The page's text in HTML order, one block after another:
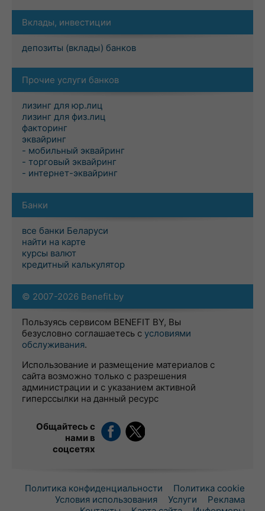
Вклады, инвестиции
депозиты (вклады) банков
Прочие услуги банков
лизинг для юр.лиц
лизинг для физ.лиц
факторинг
эквайринг
- мобильный эквайринг
- торговый эквайринг
- интернет-эквайринг
Банки
все банки Беларуси
найти на карте
курсы валют
кредитный калькулятор
© 2007-2026 Benefit.by
Пользуясь сервисом BENEFIT BY, Вы
безусловно соглашаетесь с условиями
обслуживания.
Использование и размещение материалов с
сайта возможно только с разрешения
администрации и с указанием активной
гиперссылки на данный ресурс
Общайтесь с
нами в
соцсетях
Политика конфиденциальности
Политика cookie
Условия использования
Услуги
Реклама